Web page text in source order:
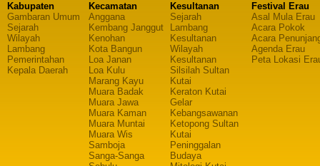
Kabupaten
Gambaran Umum
Sejarah
Wilayah
Lambang
Pemerintahan
Kepala Daerah
Kecamatan
Anggana
Kembang Janggut
Kenohan
Kota Bangun
Loa Janan
Loa Kulu
Marang Kayu
Muara Badak
Muara Jawa
Muara Kaman
Muara Muntai
Muara Wis
Samboja
Sanga-Sanga
Kesultanan
Sejarah
Lambang
Kesultanan
Wilayah
Kesultanan
Silsilah Sultan
Kutai
Keraton Kutai
Gelar
Kebangsawanan
Ketopong Sultan
Kutai
Peninggalan
Budaya
Festival Erau
Asal Mula Erau
Acara Pokok
Acara
Agenda Erau
Peta Lokasi